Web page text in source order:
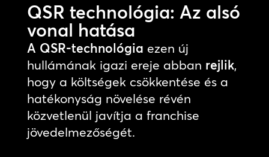
QSR technológia: Az alsó
vonal hatása
A QSR-technológia ezen új
hullámának igazi ereje abban rejlik,
hogy a költségek csökkentése és a
hatékonyság növelése révén
közvetlenül javítja a franchise
jövedelmezőségét.